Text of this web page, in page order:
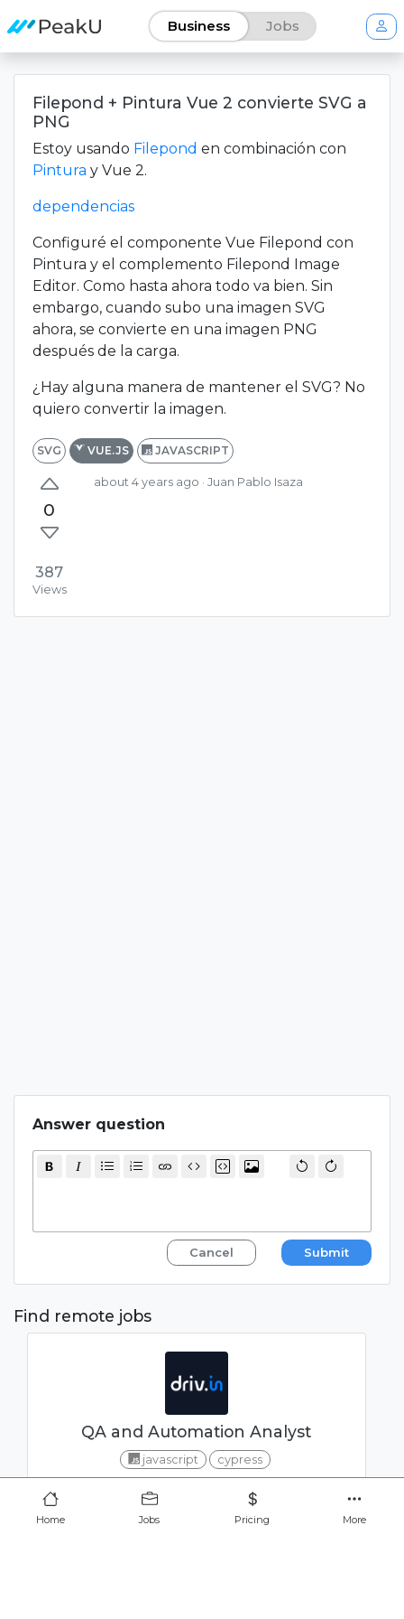
Business Jobs
Home Jobs Pricing More
0
387
Views
Filepond + Pintura Vue 2 convierte SVG a
PNG
Estoy usando Filepond en combinación con
Pintura y Vue 2.
dependencias
Configuré el componente Vue Filepond con
Pintura y el complemento Filepond Image
Editor. Como hasta ahora todo va bien. Sin
embargo, cuando subo una imagen SVG
ahora, se convierte en una imagen PNG
después de la carga.
¿Hay alguna manera de mantener el SVG? No
quiero convertir la imagen.
SVG VUE.JS JAVASCRIPT
about 4 years ago · Juan Pablo Isaza
Answer question
Cancel Submit
Find remote jobs
QA and Automation Analyst
javascript cypress
CONFIDENTIAL